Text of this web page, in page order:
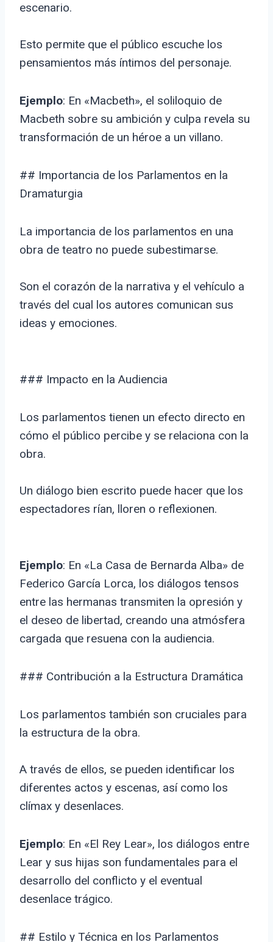
escenario.
Esto permite que el público escuche los
pensamientos más íntimos del personaje.
Ejemplo: En «Macbeth», el soliloquio de
Macbeth sobre su ambición y culpa revela su
transformación de un héroe a un villano.
## Importancia de los Parlamentos en la
Dramaturgia
La importancia de los parlamentos en una
obra de teatro no puede subestimarse.
Son el corazón de la narrativa y el vehículo a
través del cual los autores comunican sus
ideas y emociones.
### Impacto en la Audiencia
Los parlamentos tienen un efecto directo en
cómo el público percibe y se relaciona con la
obra.
Un diálogo bien escrito puede hacer que los
espectadores rían, lloren o reflexionen.
Ejemplo: En «La Casa de Bernarda Alba» de
Federico García Lorca, los diálogos tensos
entre las hermanas transmiten la opresión y
el deseo de libertad, creando una atmósfera
cargada que resuena con la audiencia.
### Contribución a la Estructura Dramática
Los parlamentos también son cruciales para
la estructura de la obra.
A través de ellos, se pueden identificar los
diferentes actos y escenas, así como los
clímax y desenlaces.
Ejemplo: En «El Rey Lear», los diálogos entre
Lear y sus hijas son fundamentales para el
desarrollo del conflicto y el eventual
desenlace trágico.
## Estilo y Técnica en los Parlamentos